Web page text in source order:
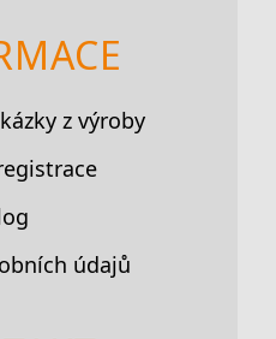
z výroby
údajů